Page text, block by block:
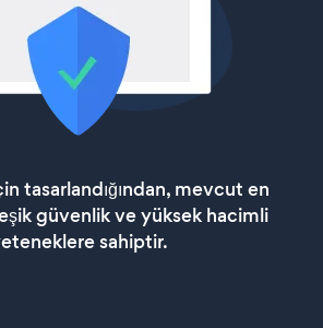
tasarlandığından, mevcut en
güvenlik ve yüksek hacimli
sahiptir.